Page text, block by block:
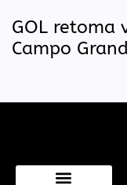
GOL retoma
Campo